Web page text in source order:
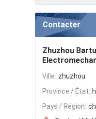
Contacter
Zhuzhou Bartu
Ville: zhuzhou
Province / État:
Pays / Région: